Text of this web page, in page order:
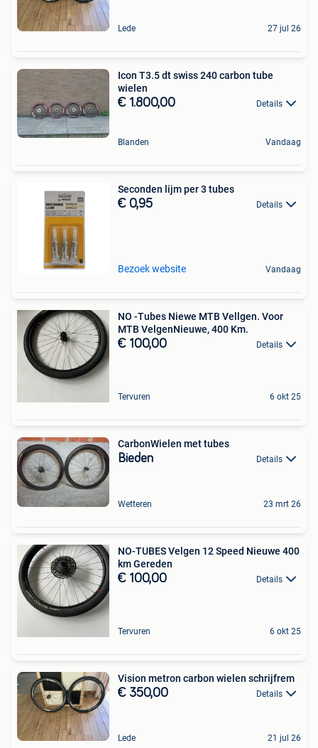
Lede 27 jul 26
Icon T3.5 dt swiss 240 carbon tube
wielen
€ 1.800,00 Details
Blanden Vandaag
Seconden lijm per 3 tubes
€ 0,95 Details
Bezoek website Vandaag
NO -Tubes Niewe MTB Vellgen. Voor
MTB Velgen️Nieuwe, 400 Km.
€ 100,00 Details
Tervuren 6 okt 25
CarbonWielen met tubes
Bieden Details
Wetteren 23 mrt 26
NO-TUBES Velgen 12 Speed Nieuwe 400
km Gereden️
€ 100,00 Details
Tervuren 6 okt 25
Vision metron carbon wielen schrijfrem
€ 350,00 Details
Lede 21 jul 26